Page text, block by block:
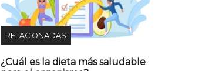
RELACIONADAS
¿Cuál es la dieta más saludable